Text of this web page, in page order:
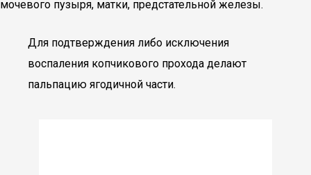
мочевого пузыря, матки, предстательной железы.
Для подтверждения либо исключения
воспаления копчикового прохода делают
пальпацию ягодичной части.